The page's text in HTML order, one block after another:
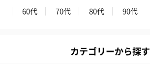
60代
70代 80代 90代
カテゴリーから探す